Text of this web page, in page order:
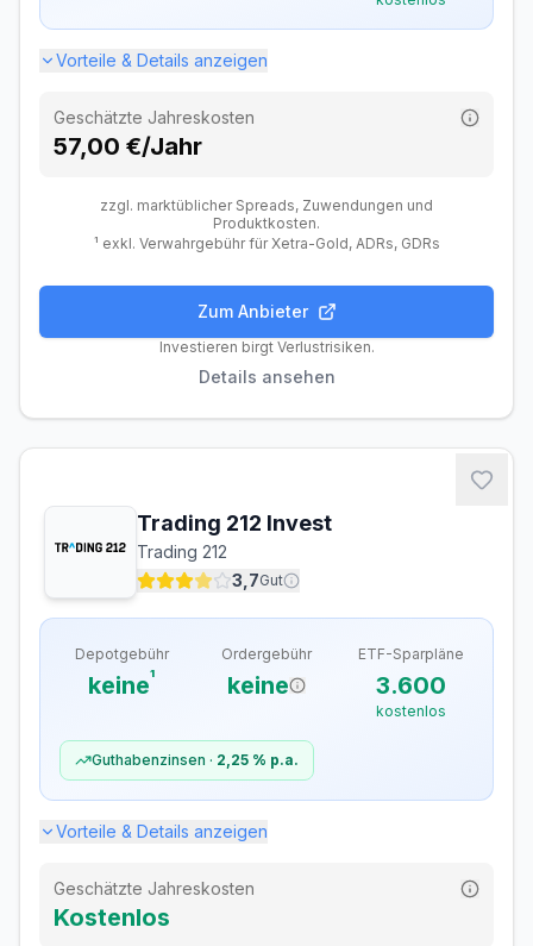
Fremdwährungsgebühr
0,25 %
Vorteile & Details anzeigen
Geschätzte Jahreskosten
57,00 €/Jahr
zzgl. marktüblicher Spreads, Zuwendungen und
Produktkosten.
¹ exkl. Verwahrgebühr für Xetra-Gold, ADRs, GDRs
Handel Features
Depotführung Kostenlos
Inland (Xetra, gettex)
Sparplan-Gebühren
ETF-Sparplan
Kostenlos
Davon kostenlos
Zusätzliche Gebühren
Dividendengebühr (Ausland)
Zum Anbieter
Investieren birgt Verlustrisiken.
Details ansehen
Trading 212 Invest
Trading 212
3,7Gut
Depotgebühr
keine¹
Ordergebühr
keine
ETF-Sparpläne
3.600
kostenlos
Guthabenzinsen · 2,25 % p.a.
Vorteile & Details anzeigen
Geschätzte Jahreskosten
Kostenlos